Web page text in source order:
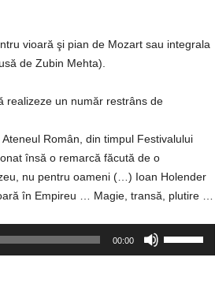
vioară şi pian de Mozart sau integrala
de Zubin Mehta).
realizeze un număr restrâns de
Român, din timpul Festivalului
însă o remarcă făcută de o
nu pentru oameni (…) Ioan Holender
în Empireu … Magie, transă, plutire …
00:00